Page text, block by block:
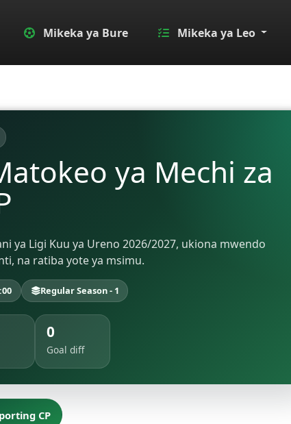
Mikeka ya Bure Mikeka ya Leo
ya Mechi za
ya Ligi Kuu ya Ureno 2026/2027, ukiona mwendo
na ratiba yote ya msimu.
Regular Season - 1
0
Goal diff
CP